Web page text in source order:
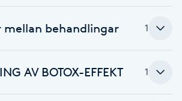
mellan behandlingar 1
AV BOTOX-EFFEKT 1